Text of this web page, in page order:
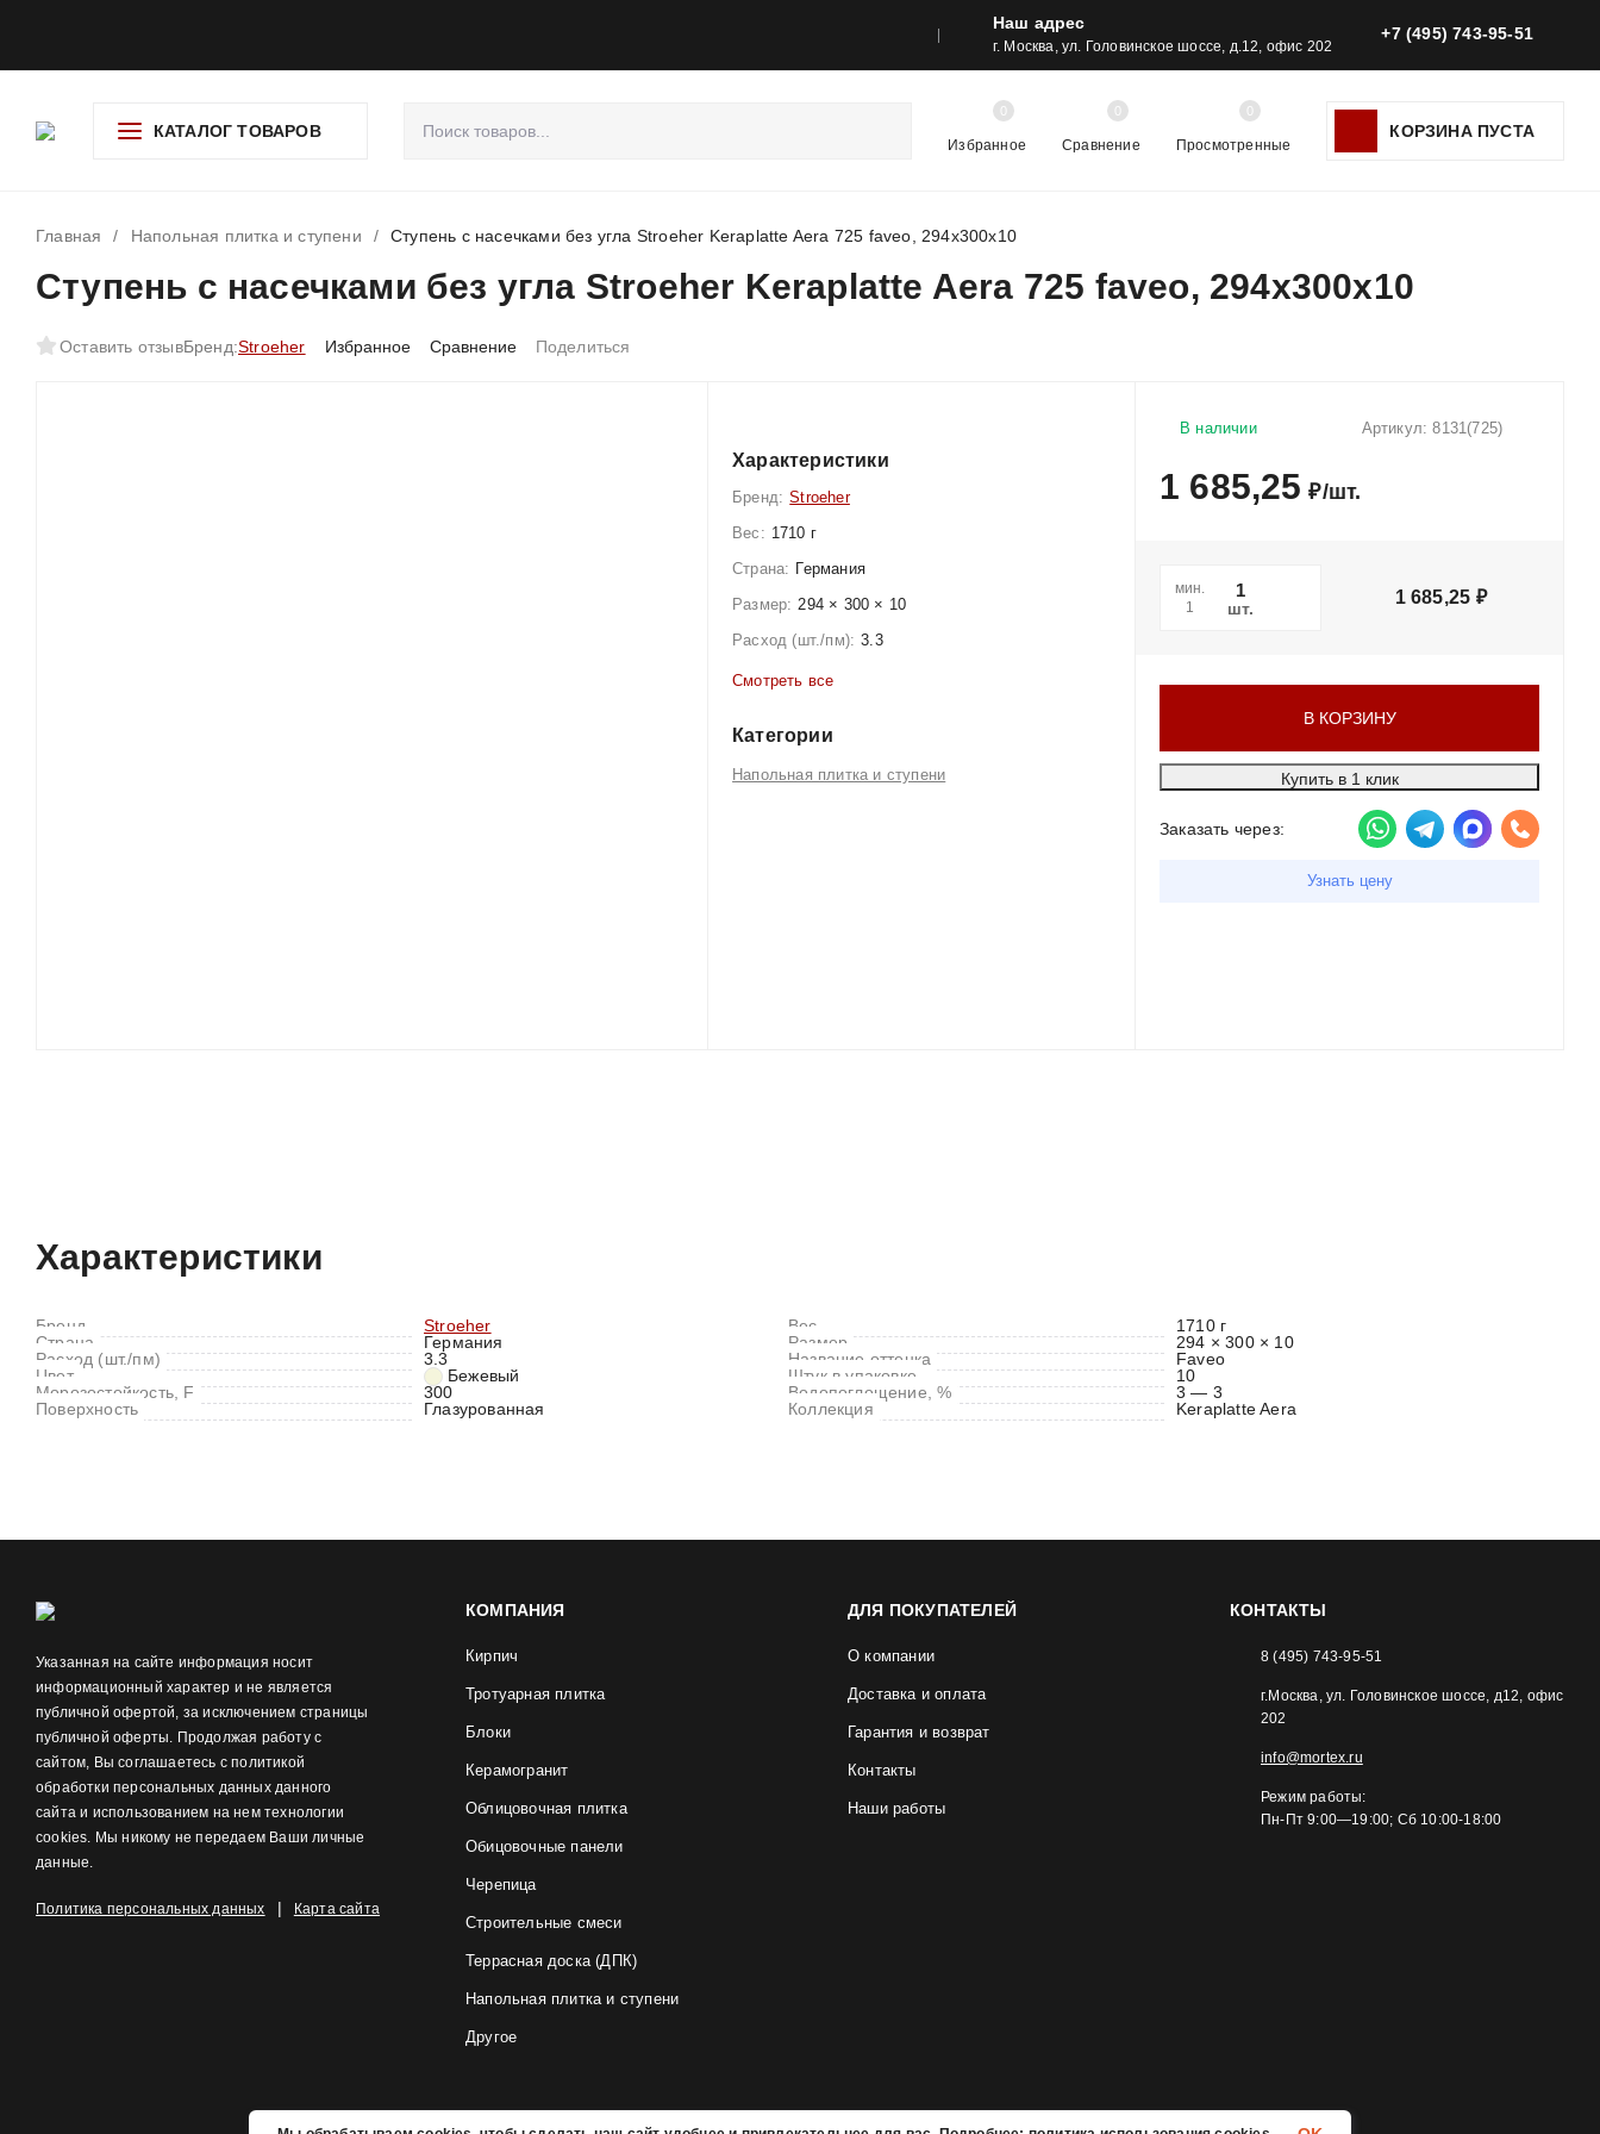
Наш адрес
г. Москва, ул. Головинское шоссе, д.12, офис 202
+7 (495) 743-95-51
КАТАЛОГ ТОВАРОВ
Избранное
0
Сравнение
0
Просмотренные
0
КОРЗИНА ПУСТА
Главная / Напольная плитка и ступени / Cтупень с насечками без угла Stroeher Keraplatte Aera 725 faveo, 294x300x10
Cтупень с насечками без угла Stroeher Keraplatte Aera 725 faveo, 294x300x10
Оставить отзывБренд:Stroeher Избранное Сравнение Поделиться
Характеристики
Бренд: Stroeher
Вес: 1710 г
Страна: Германия
Размер: 294 × 300 × 10
Расход (шт./пм): 3.3
Смотреть все
Категории
Напольная плитка и ступени
Артикул:8131(725)
В наличии
1 685,25 ₽/шт.
мин.
1
шт.
1 685,25 ₽
В КОРЗИНУ
Купить в 1 клик
Заказать через:
Узнать цену
Характеристики
Бренд Stroeher Вес
1710 г
Страна
Германия Размер
294 × 300 × 10
Расход (шт./пм)
3.3 Название оттенка
Faveo
Цвет
Бежевый Штук в упаковке
10
Морозостойкость, F
300 Водопоглощение, %
3 — 3
Поверхность
Глазурованная Коллекция Keraplatte Aera
Указанная на сайте информация носит
информационный характер и не является
публичной офертой, за исключением страницы
публичной оферты. Продолжая работу с
сайтом, Вы соглашаетесь с политикой
обработки персональных данных данного
сайта и использованием на нем технологии
cookies. Мы никому не передаем Ваши личные
данные.
Политика персональных данных | Карта сайта
КОМПАНИЯ
Кирпич
Тротуарная плитка
Блоки
Керамогранит
Облицовочная плитка
Обицовочные панели
Черепица
Строительные смеси
Террасная доска (ДПК)
Напольная плитка и ступени
Другое
ДЛЯ ПОКУПАТЕЛЕЙ
О компании
Доставка и оплата
Гарантия и возврат
Контакты
Наши работы
КОНТАКТЫ
8 (495) 743-95-51
г.Москва, ул. Головинское шоссе, д12, офис
202
info@mortex.ru
Режим работы:
Пн-Пт 9:00—19:00; Сб 10:00-18:00